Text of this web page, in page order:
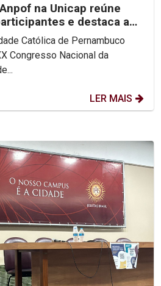
na Unicap reúne
e destaca a
Católica de Pernambuco
Congresso Nacional da
LER MAIS